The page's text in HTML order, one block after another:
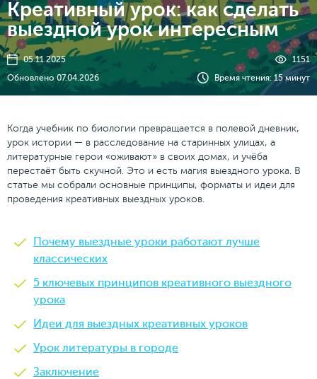
Креативный урок: как сделать
выездной урок интересным
05.11.2025
1151
Обновлено 07.04.2026
Время чтения: 15 минут
Когда учебник по биологии превращается в полевой дневник,
урок истории — в расследование на старинных улицах, а
литературные герои «оживают» в своих домах, и учëба
перестаëт быть скучной. Это и есть магия выездного урока. В
статье мы собрали основные принципы, форматы и идеи для
проведения креативных выездных уроков.
Почему выездные уроки работают лучше
классических
5 ключевых принципов креативного выездного
урока
Идеи для выездных креативных уроков
Урок литературы в городе
Заключение